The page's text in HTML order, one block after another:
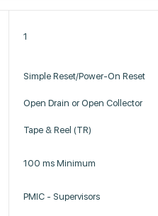
1
Simple Reset/Power-On Reset
Open Drain or Open Collector
Tape & Reel (TR)
100 ms Minimum
PMIC - Supervisors